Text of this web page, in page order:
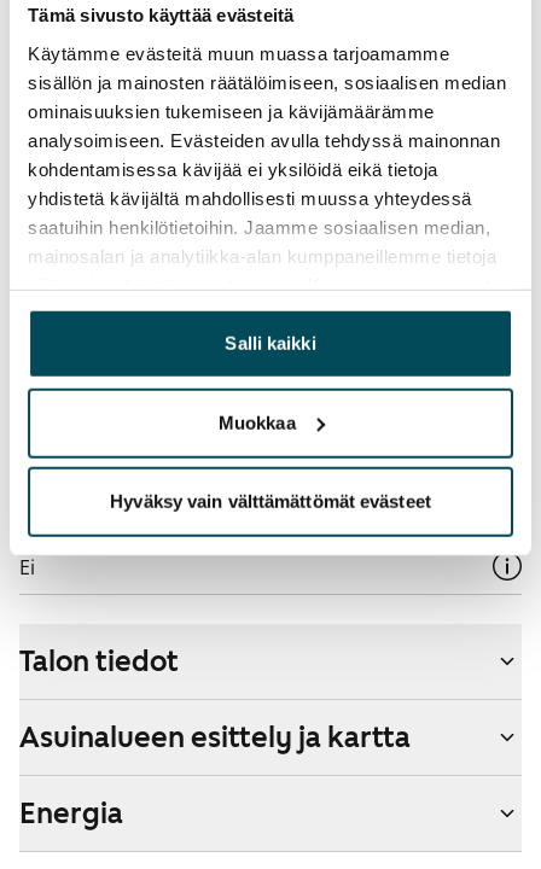
Tämä sivusto käyttää evästeitä
Käytämme evästeitä muun muassa tarjoamamme
sisällön ja mainosten räätälöimiseen, sosiaalisen median
ominaisuuksien tukemiseen ja kävijämäärämme
analysoimiseen. Evästeiden avulla tehdyssä mainonnan
kohdentamisessa kävijää ei yksilöidä eikä tietoja
yhdistetä kävijältä mahdollisesti muussa yhteydessä
saatuihin henkilötietoihin. Jaamme sosiaalisen median,
mainosalan ja analytiikka-alan kumppaneillemme tietoja
yhdistää näitä tietoja muihin tietoihin, joita olet antanut
heille tai joita on kerätty, kun olet käyttänyt heidän
palvelujaan.
Salli kaikki
Muokkaa
Hyväksy vain välttämättömät evästeet
0 €, (yrityksille min. 1 kk vuokra)
Kotivakuutus
Pakollinen, ei sisälly vuokraan
Vesimaksu
27 €/hlö/kk
Sähkömaksu
Vuokralainen solmii itse sähkösopimuksen.
Laajakaista
Vuokraan sisältyy 50 M laajakaistaliittymä. Voit hankkia
lisänopeutta etuhintaan ottamalla yhteyttä
Lemmikit sallittu
Savuton talo
Ei
Talon tiedot
Asuinalueen esittely ja kartta
Energia